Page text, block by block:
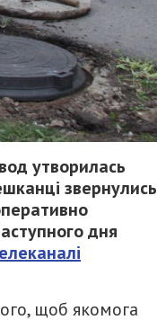
утворилась
звернулись
дня
щоб якомога